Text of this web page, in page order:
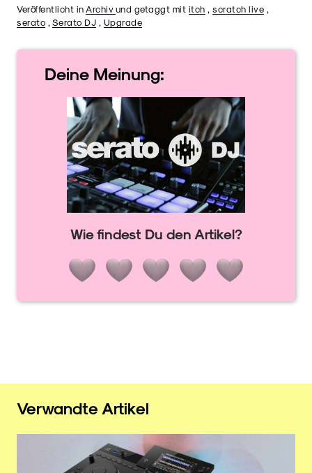
Veröffentlicht in Archiv und getaggt mit itch , scratch live ,
serato , Serato DJ , Upgrade
Deine Meinung:
Wie findest Du den Artikel?
Verwandte Artikel